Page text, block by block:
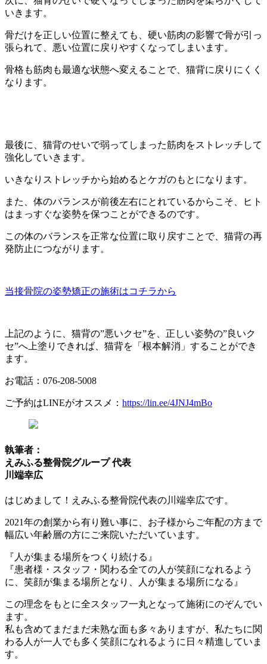
いきます。
骨だけを正しい位置に整えても、硬い筋肉の影響で骨が引っ
張られて、悪い位置に戻りやすくなってしまいます。
骨格も筋肉も最適な状態へ変えることで、猫背に戻りにくく
なります。
最後に、猫背のせいで弱ってしまった筋肉をストレッチして
強化していきます。
いきなりストレッチから始めるとケガのもとになります。
また、体のバランスが前後左右にとれているからこそ、ヒト
はまっすぐな姿勢を保つことができるのです。
この体のバランスを正常な位置に取り戻すことで、猫背の再
発防止につながります。
当接骨院の姿勢矯正の施術はコチラから
上記のように、猫背の”悪いクセ”を、正しい姿勢の”良いク
セ”へ上塗りできれば、猫背を「根本解消」することができ
ます。
お電話：076-208-5008
ご予約はLINEがオススメ： https://lin.ee/4JNJ4mBo
執筆者：
えみふる整骨院グループ 代表
川端幸広
はじめまして！えみふる整骨院代表の川端幸広です。
2021年の創業から有り難い事に、お子様からご年配の方まで
幅広い年齢層の方にご来院いただいています。
『人が集まる場所をつくり続ける』
『患者様・スタッフ・関わる全ての人が笑顔になれるよう
に、笑顔が集まる場所となり、人が集まる場所になる』
この理念をもとに全スタッフ一丸となって施術にのぞんでい
ます。
私も含めてまだまだ未熟な面も多々ありますが、私たちに関
わる人が一人でも多く笑顔になれるように日々精進していま
す。